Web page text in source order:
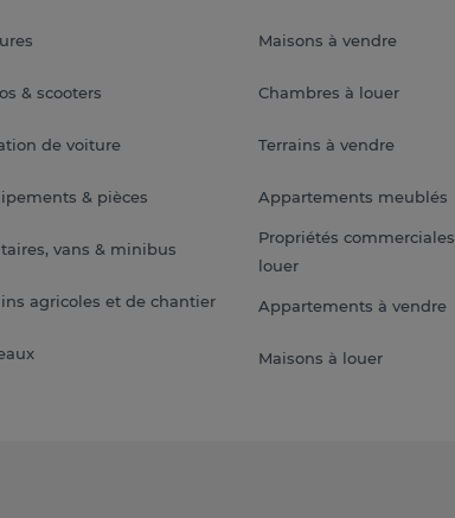
& scooters
de voiture
& pièces
vans & minibus
agricoles et de chantier
Maisons à vendre
Chambres à louer
Terrains à vendre
Appartements meublés
Propriétés
louer
Appartements à vendre
Maisons à louer